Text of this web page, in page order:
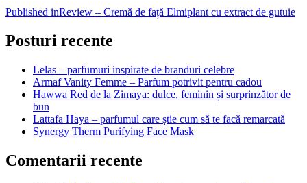
Navigare
în
articole
Published inReview – Cremă de față Elmiplant cu extract de gutuie
Posturi recente
Lelas – parfumuri inspirate de branduri celebre
Armaf Vanity Femme – Parfum potrivit pentru cadou
Hawwa Red de la Zimaya: dulce, feminin și surprinzător de
bun
Lattafa Haya – parfumul care știe cum să te facă remarcată
Synergy Therm Purifying Face Mask
Comentarii recente